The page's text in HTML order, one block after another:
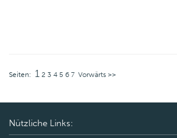
Seiten: 1 2 3 4 5 6 7 Vorwärts >>
Nützliche Links: